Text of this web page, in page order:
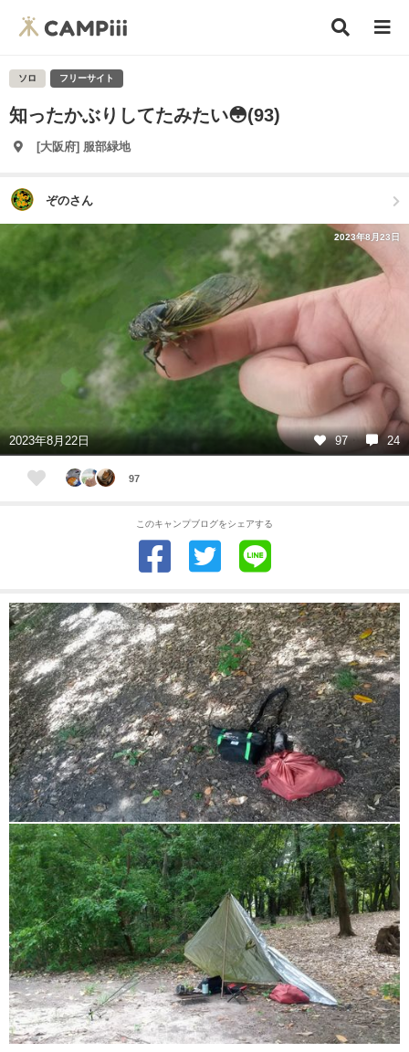
ソロ フリーサイト
知ったかぶりしてたみたい😳(93)
[大阪府] 服部緑地
ぞのさん
2023年8月23日
2023年8月22日 97 24
97
このキャンプブログをシェアする